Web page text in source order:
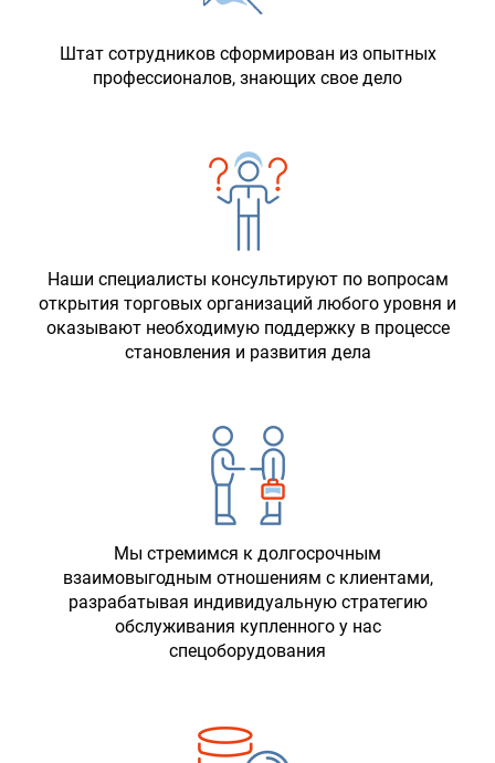
Штат сотрудников сформирован из опытных
профессионалов, знающих свое дело
Наши специалисты консультируют по вопросам
открытия торговых организаций любого уровня и
оказывают необходимую поддержку в процессе
становления и развития дела
Мы стремимся к долгосрочным
взаимовыгодным отношениям с клиентами,
разрабатывая индивидуальную стратегию
обслуживания купленного у нас
спецоборудования